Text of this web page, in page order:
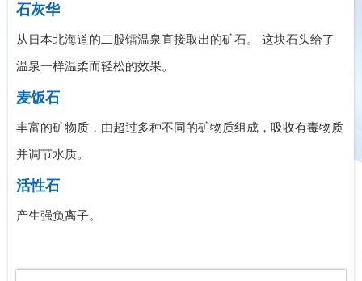
石灰华
从日本北海道的二股镭温泉直接取出的矿石。 这块石头给了
温泉一样温柔而轻松的效果。
麦饭石
丰富的矿物质，由超过多种不同的矿物质组成，吸收有毒物质
并调节水质。
活性石
产生强负离子。